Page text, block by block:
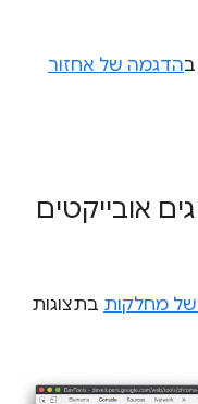
הדגמה של אחזור
אובייקטים
של מחלקות בתצוגות